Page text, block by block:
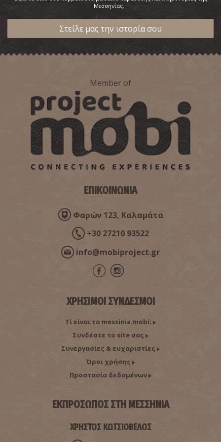
Κορδία
ΠΑΡΑΛΙΕΣ ~2.1Km
~2.5Km
ΠΑΡΑΛΙΕΣ
Μεσσηνίας.
Στείλε μας την ιστορία σου
Member of
ΕΠΙΚΟΙΝΩΝΙΑ
Φαρών 123, Καλαμάτα
+30 27210 93522
info@mobiproject.gr
ΧΡΗΣΙΜΟΙ ΣΥΝΔΕΣΜΟΙ
Τί είναι το messinia.mobi;
Συνδέστε το site σας
Συνεργασίες & ευχαριστίες
Όροι χρήσης
Προστασία δεδομένων
ΕΚΠΡΟΣΩΠΟΣ ΣΤΗ ΜΕΣΣΗΝΙΑ
ΧΡΗΣΤΟΣ ΚΩΤΣΙΟΒΕΛΟΣ